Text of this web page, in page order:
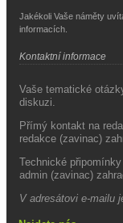
Jakékoli Vaše náměty
informacích.
Kontaktní informace
Vaše tematické
diskuzi.
Přímý kontakt na
redakce (zavinac)
Technické
admin (zavinac)
V adresátovi e-mailu